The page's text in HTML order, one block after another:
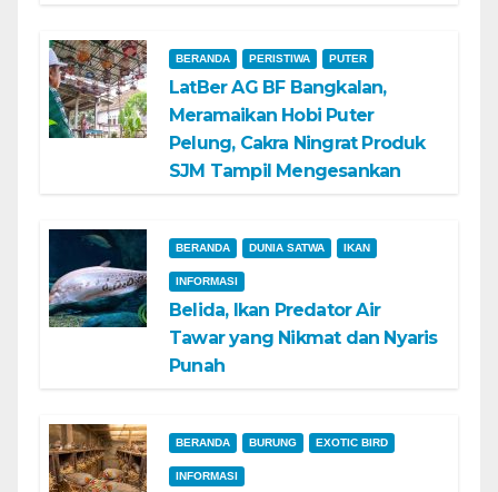
BERANDA PERISTIWA PUTER
LatBer AG BF Bangkalan,
Meramaikan Hobi Puter
Pelung, Cakra Ningrat Produk
SJM Tampil Mengesankan
BERANDA DUNIA SATWA IKAN
INFORMASI
Belida, Ikan Predator Air
Tawar yang Nikmat dan Nyaris
Punah
BERANDA BURUNG EXOTIC BIRD
INFORMASI